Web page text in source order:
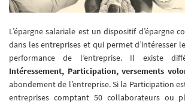
L’épargne salariale est un dispositif d’épargne
dans les entreprises et qui permet d’intéresser
performance de l’entreprise. Il existe
Intéressement, Participation, versements
abondement de l’entreprise. Si la Participation
entreprises comptant 50 collaborateurs ou